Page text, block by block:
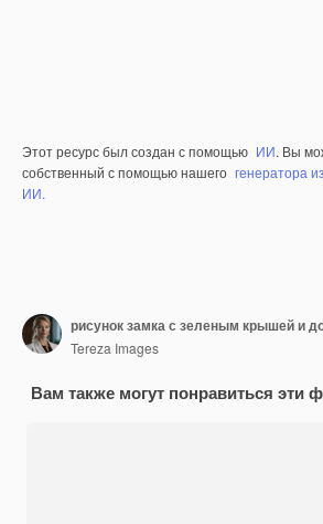
Этот ресурс был создан с помощью ИИ. Вы
собственный с помощью нашего генератора
ИИ.
рисунок замка с зеленым крышей и
Tereza Images
Вам также могут понравиться эти